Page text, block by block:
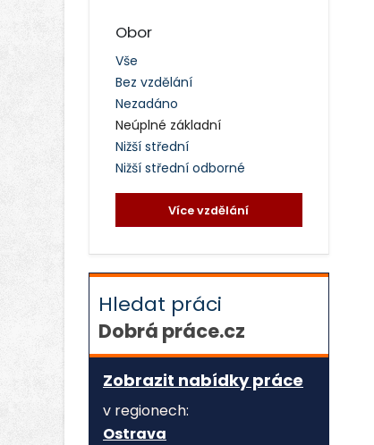
Obor
Vše
Bez vzdělání
Nezadáno
Neúplné základní
Nižší střední
Nižší střední odborné
Více vzdělání
Hledat práci
Dobrá práce.cz
Zobrazit nabídky práce
v regionech:
Ostrava